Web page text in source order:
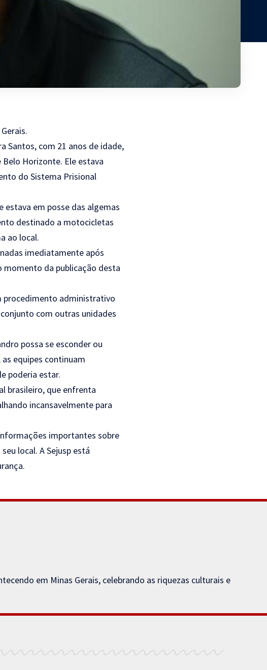
Santos, com 21 anos de idade,
Horizonte. Ele estava
do Sistema Prisional
estava em posse das algemas
destinado a motocicletas
ao local.
imediatamente após
momento da publicação desta
procedimento administrativo
com outras unidades
possa se esconder ou
equipes continuam
poderia estar.
brasileiro, que enfrenta
incansavelmente para
importantes sobre
local. A Sejusp está
em Minas Gerais, celebrando as riquezas culturais e